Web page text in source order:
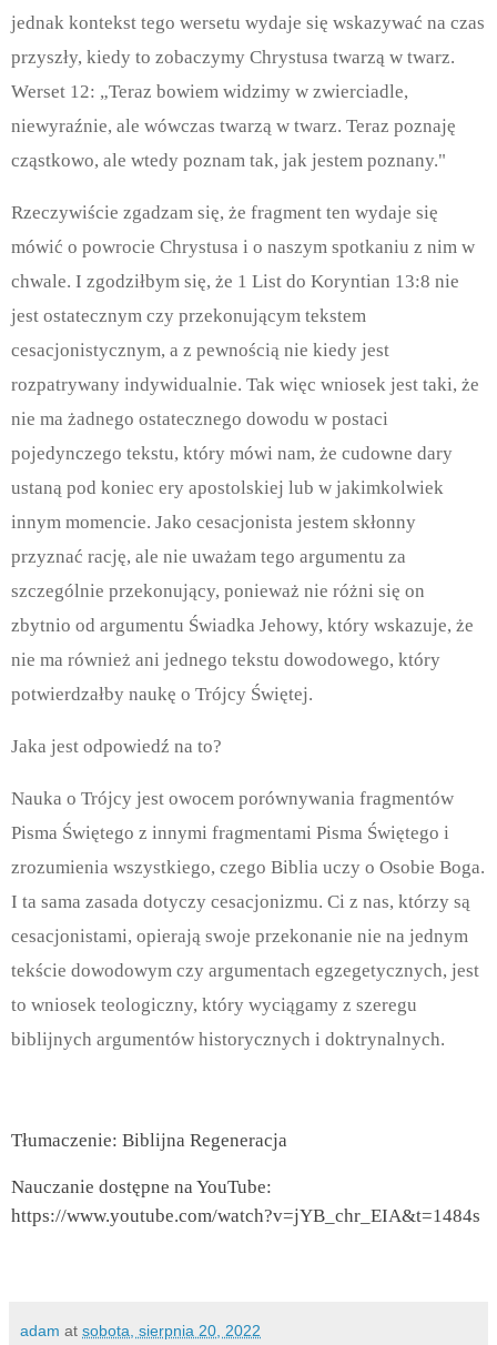
jednak kontekst tego wersetu wydaje się wskazywać na czas
przyszły, kiedy to zobaczymy Chrystusa twarzą w twarz.
Werset 12: „Teraz bowiem widzimy w zwierciadle,
niewyraźnie, ale wówczas twarzą w twarz. Teraz poznaję
cząstkowo, ale wtedy poznam tak, jak jestem poznany."
Rzeczywiście zgadzam się, że fragment ten wydaje się
mówić o powrocie Chrystusa i o naszym spotkaniu z nim w
chwale. I zgodziłbym się, że 1 List do Koryntian 13:8 nie
jest ostatecznym czy przekonującym tekstem
cesacjonistycznym, a z pewnością nie kiedy jest
rozpatrywany indywidualnie. Tak więc wniosek jest taki, że
nie ma żadnego ostatecznego dowodu w postaci
pojedynczego tekstu, który mówi nam, że cudowne dary
ustaną pod koniec ery apostolskiej lub w jakimkolwiek
innym momencie. Jako cesacjonista jestem skłonny
przyznać rację, ale nie uważam tego argumentu za
szczególnie przekonujący, ponieważ nie różni się on
zbytnio od argumentu Świadka Jehowy, który wskazuje, że
nie ma również ani jednego tekstu dowodowego, który
potwierdzałby naukę o Trójcy Świętej.
Jaka jest odpowiedź na to?
Nauka o Trójcy jest owocem porównywania fragmentów
Pisma Świętego z innymi fragmentami Pisma Świętego i
zrozumienia wszystkiego, czego Biblia uczy o Osobie Boga.
I ta sama zasada dotyczy cesacjonizmu. Ci z nas, którzy są
cesacjonistami, opierają swoje przekonanie nie na jednym
tekście dowodowym czy argumentach egzegetycznych, jest
to wniosek teologiczny, który wyciągamy z szeregu
biblijnych argumentów historycznych i doktrynalnych.
Tłumaczenie: Biblijna Regeneracja
Nauczanie dostępne na YouTube:
https://www.youtube.com/watch?v=jYB_chr_EIA&t=1484s
adam at sobota, sierpnia 20, 2022